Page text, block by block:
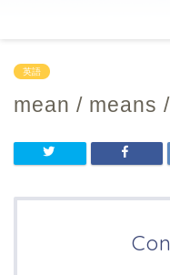
英語
mean / means